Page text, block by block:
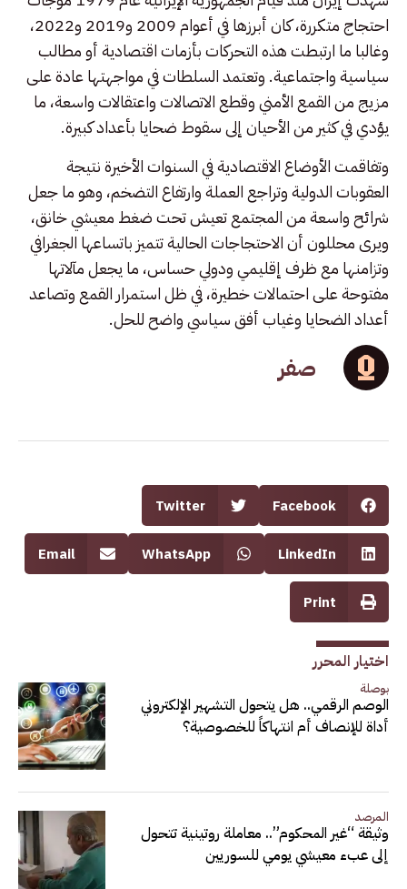
احتجاج متكررة، كان أبرزها في أعوام 2009 و2019 و2022،
وغالبا ما ارتبطت هذه التحركات بأزمات اقتصادية أو مطالب
سياسية واجتماعية. وتعتمد السلطات في مواجهتها عادة على
مزيج من القمع الأمني وقطع الاتصالات واعتقالات واسعة، ما
يؤدي في كثير من الأحيان إلى سقوط ضحايا بأعداد كبيرة.
وتفاقمت الأوضاع الاقتصادية في السنوات الأخيرة نتيجة
العقوبات الدولية وتراجع العملة وارتفاع التضخم، وهو ما جعل
شرائح واسعة من المجتمع تعيش تحت ضغط معيشي خانق،
ويرى محللون أن الاحتجاجات الحالية تتميز باتساعها الجغرافي
وتزامنها مع ظرف إقليمي ودولي حساس، ما يجعل مآلاتها
مفتوحة على احتمالات خطيرة، في ظل استمرار القمع وتصاعد
أعداد الضحايا وغياب أفق سياسي واضح للحل.
صفر
Facebook
Twitter
LinkedIn
WhatsApp
Email
Print
اختيار المحرر
بوصلة
الوصم الرقمي.. هل يتحول التشهير الإلكتروني
أداة للإنصاف أم انتهاكاً للخصوصية؟
المرصد
وثيقة “غير المحكوم”.. معاملة روتينية تتحول
إلى عبء معيشي يومي للسوريين